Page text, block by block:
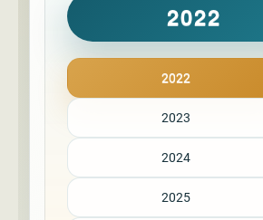
2022
2022
2023
2024
2025